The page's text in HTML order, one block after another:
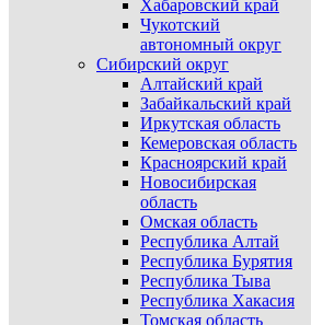
Хабаровский край
Чукотский
автономный округ
Сибирский округ
Алтайский край
Забайкальский край
Иркутская область
Кемеровская область
Красноярский край
Новосибирская
область
Омская область
Республика Алтай
Республика Бурятия
Республика Тыва
Республика Хакасия
Томская область